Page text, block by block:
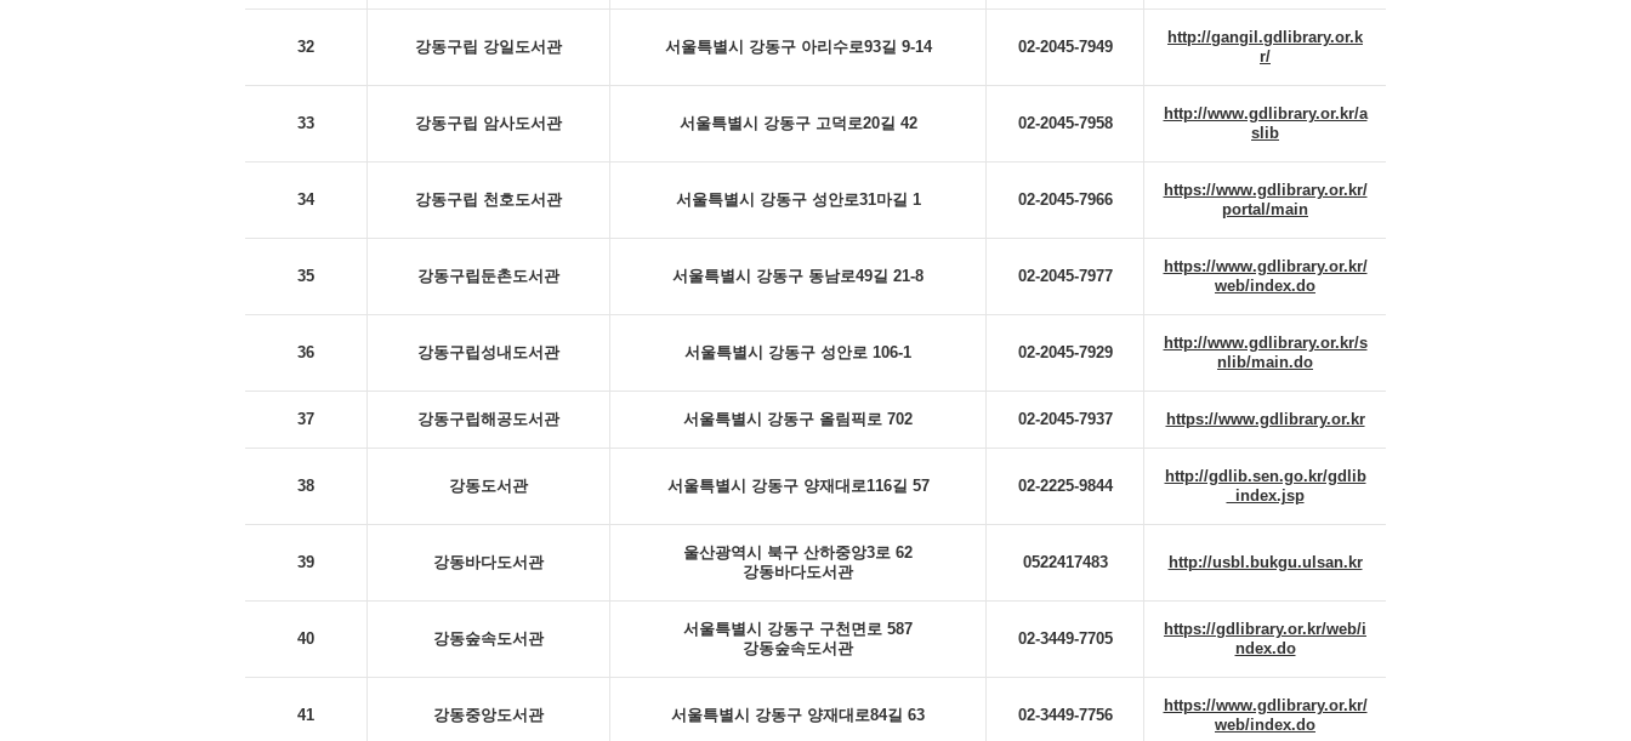
32 강동구립 강일도서관 서울특별시 강동구 아리수로93길 9-14 02-2045-7949
http://gangil.gdlibrary.or.k
r/
33 강동구립 암사도서관 서울특별시 강동구 고덕로20길 42 02-2045-7958
http://www.gdlibrary.or.kr/a
slib
34 강동구립 천호도서관 서울특별시 강동구 성안로31마길 1 02-2045-7966
https://www.gdlibrary.or.kr/
portal/main
35 강동구립둔촌도서관 서울특별시 강동구 동남로49길 21-8 02-2045-7977
https://www.gdlibrary.or.kr/
web/index.do
36 강동구립성내도서관 서울특별시 강동구 성안로 106-1 02-2045-7929
http://www.gdlibrary.or.kr/s
nlib/main.do
37 강동구립해공도서관 서울특별시 강동구 올림픽로 702 02-2045-7937 https://www.gdlibrary.or.kr
38 강동도서관 서울특별시 강동구 양재대로116길 57 02-2225-9844
http://gdlib.sen.go.kr/gdlib
_index.jsp
39 강동바다도서관
울산광역시 북구 산하중앙3로 62
강동바다도서관
0522417483 http://usbl.bukgu.ulsan.kr
40 강동숲속도서관
서울특별시 강동구 구천면로 587
강동숲속도서관
02-3449-7705
https://gdlibrary.or.kr/web/i
ndex.do
41 강동중앙도서관 서울특별시 강동구 양재대로84길 63 02-3449-7756
https://www.gdlibrary.or.kr/
web/index.do